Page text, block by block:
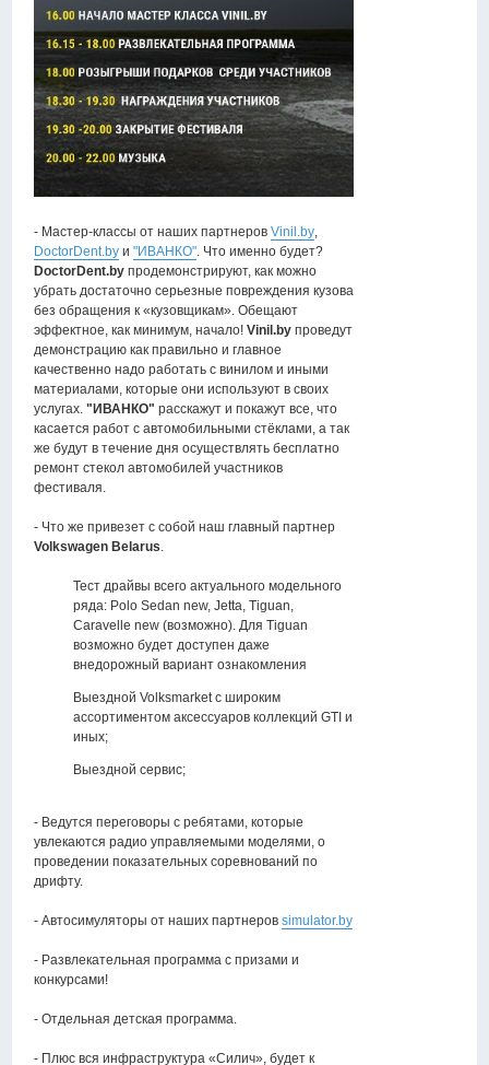
- Мастер-классы от наших партнеровVinil.by,
DoctorDent.by и"ИВАНКО". Что именно будет?
DoctorDent.by продемонстрируют, как можно
убрать достаточно серьезные повреждения кузова
без обращения к «кузовщикам». Обещают
эффектное, как минимум, начало!Vinil.by проведут
демонстрацию как правильно и главное
качественно надо работать с винилом и иными
материалами, которые они используют в своих
услугах."ИВАНКО" расскажут и покажут все, что
касается работ с автомобильными стёклами, а так
же будут в течение дня осуществлять бесплатно
ремонт стекол автомобилей участников
фестиваля.
- Что же привезет с собой наш главный партнер
Volkswagen Belarus.
Тест драйвы всего актуального модельного
ряда: Polo Sedan new, Jetta, Tiguan,
Caravelle new (возможно). Для Tiguan
возможно будет доступен даже
внедорожный вариант ознакомления
Выездной Volksmarket с широким
ассортиментом аксессуаров коллекций GTI и
иных;
Выездной сервис;
- Ведутся переговоры с ребятами, которые
увлекаются радио управляемыми моделями, о
проведении показательных соревнований по
дрифту.
- Автосимуляторы от наших партнеровsimulator.by
- Развлекательная программа с призами и
конкурсами!
- Отдельная детская программа.
- Плюс вся инфраструктура «Силич», будет к